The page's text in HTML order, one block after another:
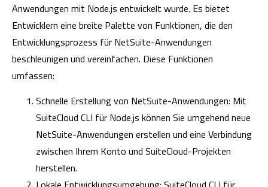
Anwendungen mit Node.js entwickelt wurde. Es bietet
Entwicklern eine breite Palette von Funktionen, die den
Entwicklungsprozess für NetSuite-Anwendungen
beschleunigen und vereinfachen. Diese Funktionen
umfassen:
Schnelle Erstellung von NetSuite-Anwendungen: Mit
SuiteCloud CLI für Node.js können Sie umgehend neue
NetSuite-Anwendungen erstellen und eine Verbindung
zwischen Ihrem Konto und SuiteCloud-Projekten
herstellen.